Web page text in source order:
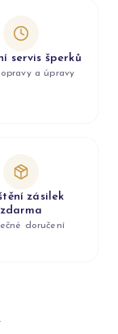
servis šperků
opravy a úpravy
zásilek
zdarma
doručení